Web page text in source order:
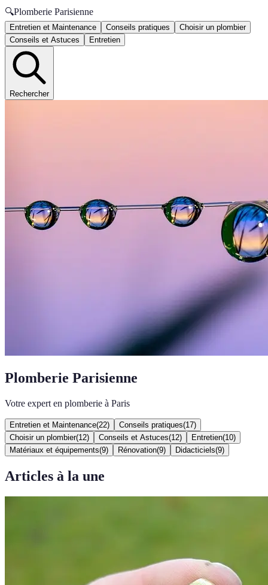
🔍Plomberie Parisienne
Entretien et Maintenance Conseils pratiques
Choisir un plombier
Conseils et Astuces
Entretien
Rechercher
Plomberie Parisienne
Votre expert en plomberie à Paris
Entretien et Maintenance(22) Conseils pratiques(17)
Choisir un plombier(12) Conseils et Astuces(12) Entretien(10)
Matériaux et équipements(9) Rénovation(9) Didacticiels(9)
Articles à la une